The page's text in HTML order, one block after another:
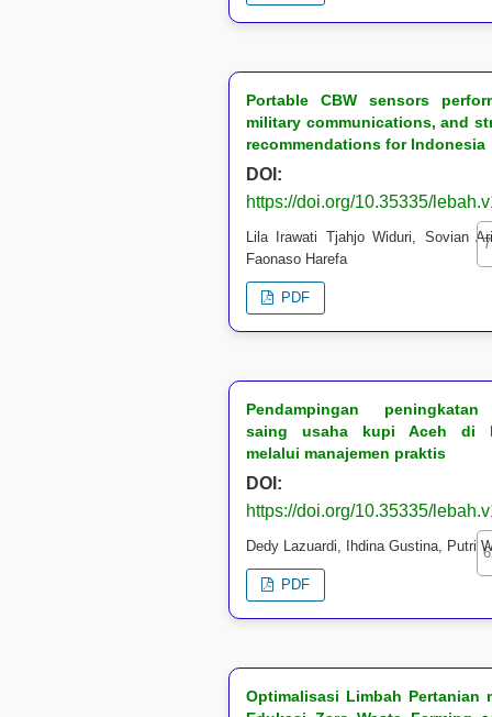
Portable CBW sensors
military communications, and
recommendations for Indonesia
DOI:
https://doi.org/10.35335/
Lila Irawati Tjahjo Widuri, Sovian
Faonaso Harefa
PDF
Pendampingan
saing usaha kupi Aceh di
melalui manajemen praktis
DOI:
https://doi.org/10.35335/
Dedy Lazuardi, Ihdina Gustina, Putri
PDF
Optimalisasi Limbah Pertanian